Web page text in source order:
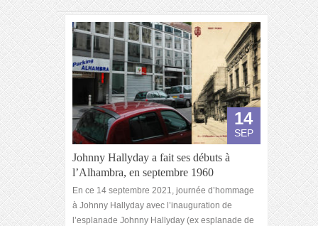
14
SEP
Johnny Hallyday a fait ses débuts à
l’Alhambra, en septembre 1960
En ce 14 septembre 2021, journée d’hommage
à Johnny Hallyday avec l’inauguration de
l’esplanade Johnny Hallyday (ex esplanade de